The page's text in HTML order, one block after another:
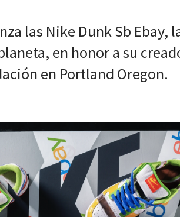
las Nike Dunk Sb Ebay,
en honor a su
en Portland Oregon.